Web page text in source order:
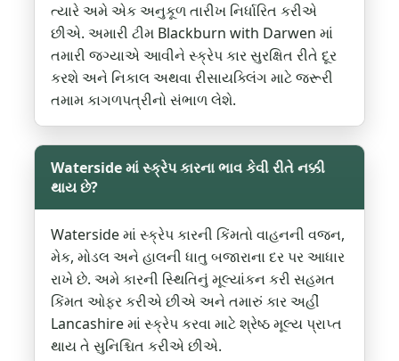
ત્યારે અમે એક અનુકૂળ તારીખ નિર્ધારિત કરીએ
છીએ. અમારી ટીમ Blackburn with Darwen માં
તમારી જગ્યાએ આવીને સ્ક્રેપ કાર સુરક્ષિત રીતે દૂર
કરશે અને નિકાલ અથવા રીસાયક્લિંગ માટે જરૂરી
તમામ કાગળપત્રીનો સંભાળ લેશે.
Waterside માં સ્ક્રેપ કારના ભાવ કેવી રીતે નક્કી
થાય છે?
Waterside માં સ્ક્રેપ કારની કિંમતો વાહનની વજન,
મેક, મોડલ અને હાલની ધાતુ બજારાના દર પર આધાર
રાખે છે. અમે કારની સ્થિતિનું મૂલ્યાંકન કરી સહમત
કિંમત ઓફર કરીએ છીએ અને તમારું કાર અહીં
Lancashire માં સ્ક્રેપ કરવા માટે શ્રેષ્ઠ મૂલ્ય પ્રાપ્ત
થાય તે સુનિશ્ચિત કરીએ છીએ.